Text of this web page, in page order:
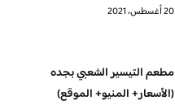
20 أغسطس، 2021
مطعم التيسير الشعبي بجده
(الأسعار+ المنيو+ الموقع)